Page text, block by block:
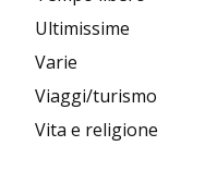
Ultimissime
Varie
Viaggi/turismo
Vita e religione